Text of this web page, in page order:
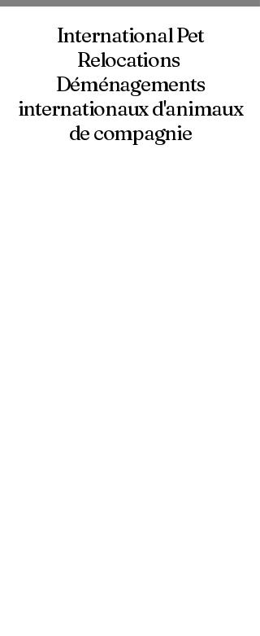
International Pet
Relocations
Déménagements
internationaux d'animaux
de compagnie